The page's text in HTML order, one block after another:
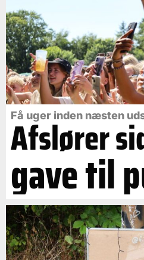
Få uger inden næsten
Afslører
gave til